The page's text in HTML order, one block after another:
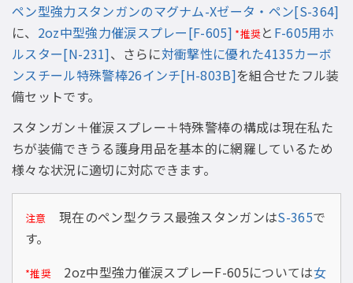
ペン型強力スタンガンのマグナム-Xゼータ・ペン[S-364]
に、 2oz中型強力催涙スプレー[F-605] *推奨と F-605用ホ
ルスター[N-231]、さらに対衝撃性に優れた4135カーボ
ンスチール特殊警棒26インチ[H-803B]を組合せたフル装
備セットです。
スタンガン＋催涙スプレー＋特殊警棒の構成は現在私た
ちが装備できうる護身用品を基本的に網羅しているため
様々な状況に適切に対応できます。
注意 現在のペン型クラス最強スタンガンはS-365で
す。
*推奨2oz中型強力催涙スプレーF-605については女